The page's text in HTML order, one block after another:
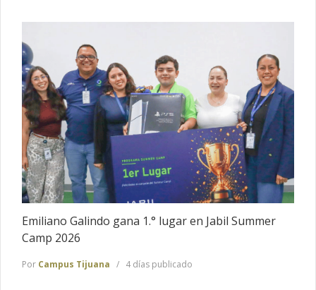
Emiliano Galindo gana 1.° lugar en Jabil Summer
Camp 2026
Por Campus Tijuana 4 días publicado